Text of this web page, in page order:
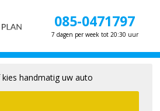
085-0471797
7 dagen per week tot 20:30 uur
handmatig uw auto